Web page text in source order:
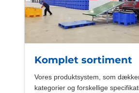
Komplet sortiment
Vores produktsystem, som
kategorier og forskellige